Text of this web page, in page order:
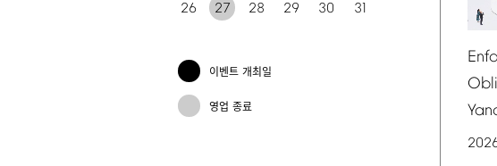
26 27 28 29 30 31
이벤트 개최일
영업 종료